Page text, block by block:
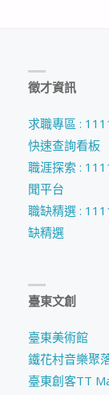
徵才資訊
求職專區 :
快速查詢看板
職涯探索 :
聞平台
職缺精選 :
缺精選
臺東文創
臺東美術館
鐵花村音樂聚
臺東創客TT